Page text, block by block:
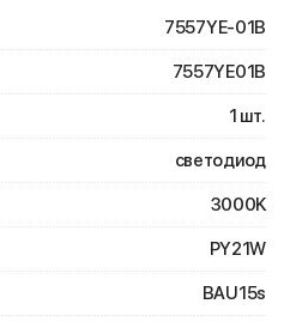
7557YE-01B
7557YE01B
1 шт.
светодиод
3000K
PY21W
BAU15s